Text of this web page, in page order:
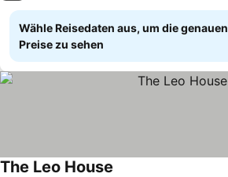
Wähle Reisedaten aus, um die genauen
Preise zu sehen
The Leo House